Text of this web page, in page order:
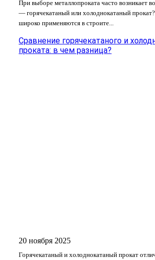
При выборе металлопроката часто возникает
— горячекатаный или холоднокатаный
широко применяются в строите...
Сравнение горячекатаного и
проката: в чем разница?
20 ноября 2025
Горячекатаный и холоднокатаный прокат